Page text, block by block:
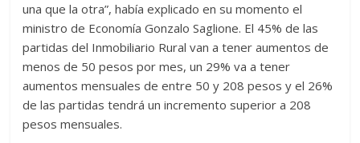
una que la otra”, había explicado en su momento el
ministro de Economía Gonzalo Saglione. El 45% de las
partidas del Inmobiliario Rural van a tener aumentos de
menos de 50 pesos por mes, un 29% va a tener
aumentos mensuales de entre 50 y 208 pesos y el 26%
de las partidas tendrá un incremento superior a 208
pesos mensuales.